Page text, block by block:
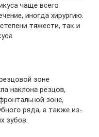
чаще всего
иногда хирургию.
тяжести, так и
зоне
наклона резцов,
зоне,
ряда, а также из-
зубов.